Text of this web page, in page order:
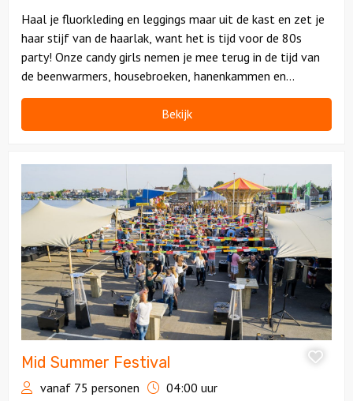
Haal je fluorkleding en leggings maar uit de kast en zet je
haar stijf van de haarlak, want het is tijd voor de 80s
party! Onze candy girls nemen je mee terug in de tijd van
de beenwarmers, housebroeken, hanenkammen en
technotronics.
Bekijk
Bekijk
Summer
Festival
Mid Summer Festival
vanaf 75 personen
04:00 uur